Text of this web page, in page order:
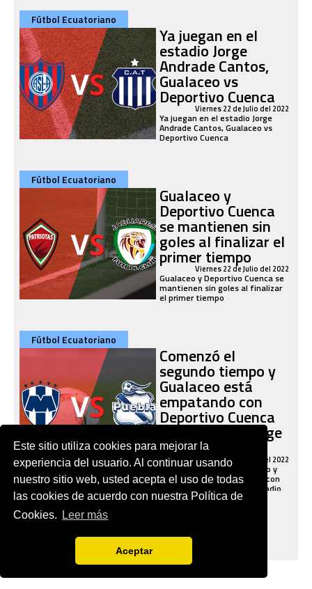
Este sitio utiliza cookies para mejorar la
experiencia del usuario. Al continuar usando
nuestro sitio web, usted acepta el uso de todas
las cookies de acuerdo con nuestra Política de
Cookies.
Leer más
Aceptar
Fútbol Ecuatoriano
Ya juegan en el
estadio Jorge
Andrade Cantos,
Gualaceo vs
Deportivo Cuenca
Viernes 22 de Julio del 2022
Ya juegan en el estadio Jorge
Andrade Cantos, Gualaceo vs
Deportivo Cuenca
Fútbol Ecuatoriano
Gualaceo y
Deportivo Cuenca
se mantienen sin
goles al finalizar el
primer tiempo
Viernes 22 de Julio del 2022
Gualaceo y Deportivo Cuenca se
mantienen sin goles al finalizar
el primer tiempo
Fútbol Ecuatoriano
Comenzó el
segundo tiempo y
Gualaceo está
empatando con
Deportivo Cuenca
en el estadio Jorge
Andrade Cantos
Viernes 22 de Julio del 2022
Comenzó el segundo tiempo y
Gualaceo está empatando con
Deportivo Cuenca en el estadio
Jorge Andrade Cantos